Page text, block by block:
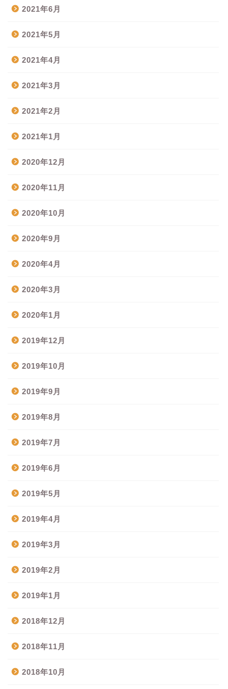
2021年6月
2021年5月
2021年4月
2021年3月
2021年2月
2021年1月
2020年12月
2020年11月
2020年10月
2020年9月
2020年4月
2020年3月
2020年1月
2019年12月
2019年10月
2019年9月
2019年8月
2019年7月
2019年6月
2019年5月
2019年4月
2019年3月
2019年2月
2019年1月
2018年12月
2018年11月
2018年10月